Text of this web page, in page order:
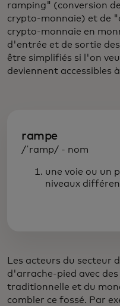
ramping" (conversion
crypto-monnaie) et de
crypto-monnaie en
d'entrée et de sortie
être simplifiés si l'on
deviennent accessibles
rampe
/ˈramp/ - nom
une voie ou un
niveaux
Les acteurs du secteur
d'arrache-pied avec
traditionnelle et du
combler ce fossé. Par